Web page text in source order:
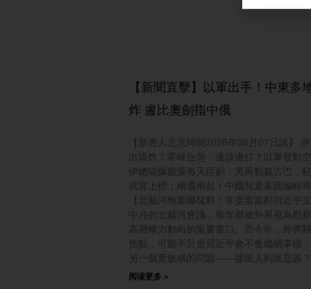
【新聞直擊】以軍出手！中東多
炸 盧比奧劍指中俄
【新唐人北京時間2026年08月07日訊】 伊
出爆炸！霍峽告急；邊談邊打？以軍發動空
伊總統爆能源每天巨虧；美再制裁古巴，
武官上榜；兩週兩起！中國兒童基因編輯再
【北戴河晚宴爆猛料！常委當面勸習近平立
中共的北戴河會議，每年都被外界視為觀察
高層權力動向的重要窗口。而今年，外界
焦點，可能不只是習近平會不會繼續掌權
另一個更敏感的問題——接班人到底是誰？
阅读更多 »